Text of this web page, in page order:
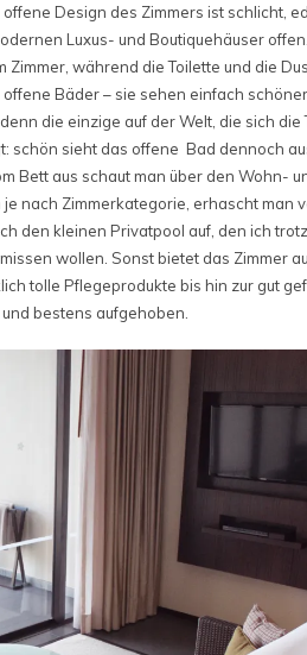
Design des Zimmers ist schlicht,
Luxus- und Boutiquehäuser
während die Toilette und die
Bäder – sie sehen einfach
die einzige auf der Welt, die sich die
schön sieht das offene Bad dennoch
Bett aus schaut man über den Wohn-
nach Zimmerkategorie, erhascht man
den kleinen Privatpool auf, den ich
wollen. Sonst bietet das Zimmer
tolle Pflegeprodukte bis hin zur gut
bestens aufgehoben.